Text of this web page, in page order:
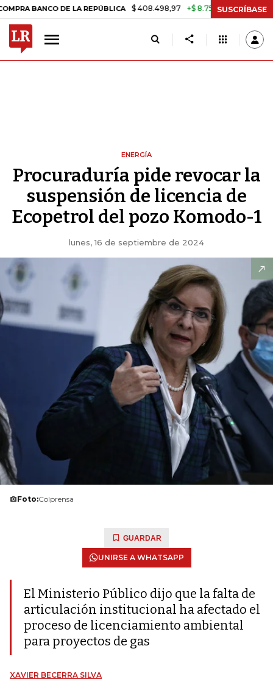
DE LA REPÚBLICA $ 408.498,97 +$ 8.753,81 +2,19% TASA DE
SUSCRÍBASE
ENERGÍA
Procuraduría pide revocar la
suspensión de licencia de
Ecopetrol del pozo Komodo-1
lunes, 16 de septiembre de 2024
Foto:Colprensa
GUARDAR
UNIRSE A WHATSAPP
El Ministerio Público dijo que la falta de
articulación institucional ha afectado el
proceso de licenciamiento ambiental
para proyectos de gas
XAVIER BECERRA SILVA